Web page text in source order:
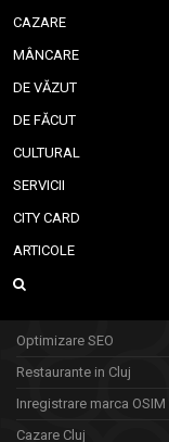
CAZARE
MÂNCARE
DE VĂZUT
DE FĂCUT
CULTURAL
SERVICII
CITY CARD
ARTICOLE
Optimizare SEO
Restaurante in Cluj
Inregistrare marca OSIM
Cazare Cluj